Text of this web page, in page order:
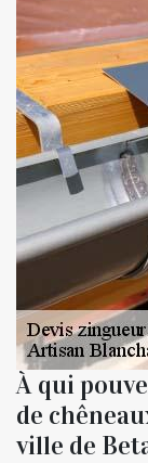
À qui
de
ville de